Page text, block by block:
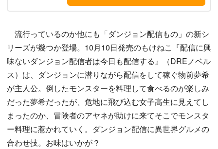
流行っているのか他にも「ダンジョン配信もの」の新シ
リーズが幾つか登場。10月10日発売のもけねこ『配信に興
味ないダンジョン配信者は今日も配信する』（DREノベル
ス）は、ダンジョンに潜りながら配信をして稼ぐ物前夢希
が主人公。倒したモンスターを料理して食べるのが楽しみ
だった夢希だったが、危地に飛び込む女子高生に見えてし
まったのか、冒険者のアヤネが助けに来てそこでモンスタ
ー料理に惹かれていく。ダンジョン配信に異世界グルメの
合わせ技。お味はいかが？